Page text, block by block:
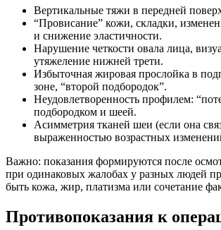
Вертикальные тяжи в передней
“Провисание” кожи, складки,
и снижение эластичности.
Нарушение четкости овала лица,
утяжеление нижней трети.
Избыточная жировая прослойка в
зоне, “второй подбородок”.
Неудовлетворенность профилем:
подбородком и шеей.
Асимметрия тканей шеи (если она
выраженностью возрастных
Важно: показания формируются после
при одинаковых жалобах у разных людей
быть кожа, жир, платизма или сочетание
Противопоказания к